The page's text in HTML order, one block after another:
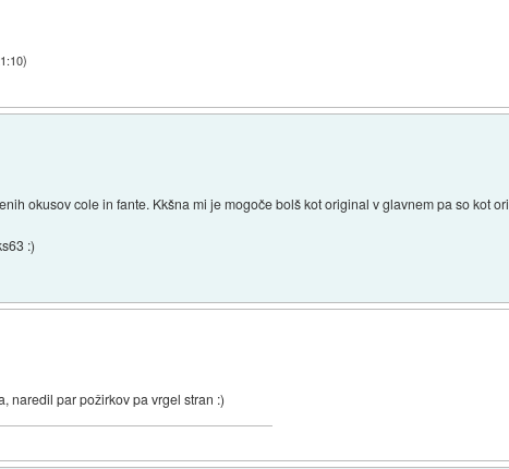
)
okusov cole in fante. Kkšna mi je mogoče bolš kot original v glavnem pa so kot
:)
naredil par požirkov pa vrgel stran :)